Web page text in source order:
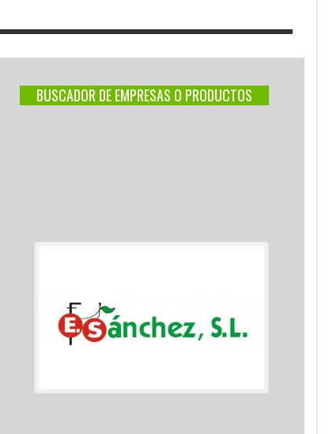
BUSCADOR DE EMPRESAS O PRODUCTOS